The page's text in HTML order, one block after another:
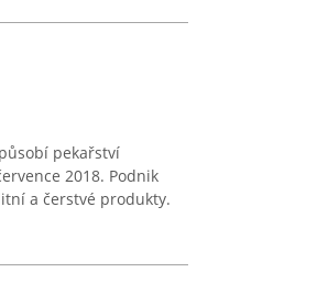
pekařství
2018. Podnik
a čerstvé produkty.